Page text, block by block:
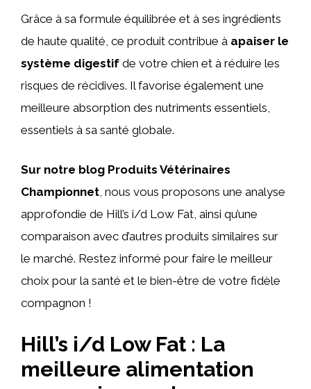
Grâce à sa formule équilibrée et à ses ingrédients
de haute qualité, ce produit contribue à apaiser le
système digestif de votre chien et à réduire les
risques de récidives. Il favorise également une
meilleure absorption des nutriments essentiels,
essentiels à sa santé globale.
Sur notre blog Produits Vétérinaires
Championnet, nous vous proposons une analyse
approfondie de Hill’s i/d Low Fat, ainsi qu’une
comparaison avec d’autres produits similaires sur
le marché. Restez informé pour faire le meilleur
choix pour la santé et le bien-être de votre fidèle
compagnon !
Hill’s i/d Low Fat : La
meilleure alimentation